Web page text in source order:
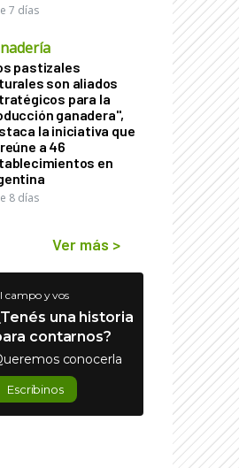
7 días
pastizales
son aliados
para la
ganadera",
la iniciativa que
a 46
en
8 días
Ver más >
campo y vos
una historia
contarnos?
conocerla
Escribinos